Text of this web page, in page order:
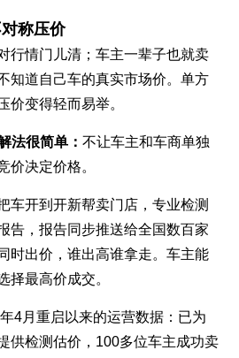
称压价
行情门儿清；车主一辈子也就卖
知道自己车的真实市场价。单方
价变得轻而易举。
法很简单： 不让车主和车商单独
价决定价格。
车开到开新帮卖门店，专业检测
告，报告同步推送给全国数百家
时出价，谁出高谁拿走。车主能
择最高价成交。
4月重启以来的运营数据：已为
供检测估价，100多位车主成功卖